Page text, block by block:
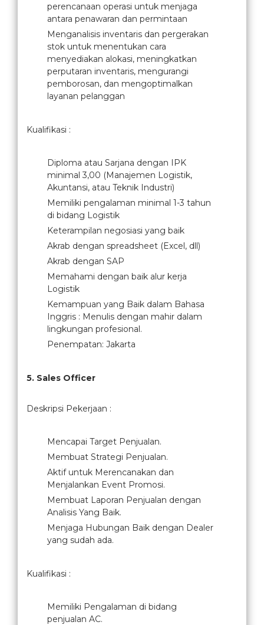
perencanaan operasi untuk menjaga
antara penawaran dan permintaan
Menganalisis inventaris dan pergerakan
stok untuk menentukan cara
menyediakan alokasi, meningkatkan
perputaran inventaris, mengurangi
pemborosan, dan mengoptimalkan
layanan pelanggan
Kualifikasi :
Diploma atau Sarjana dengan IPK
minimal 3,00 (Manajemen Logistik,
Akuntansi, atau Teknik Industri)
Memiliki pengalaman minimal 1-3 tahun
di bidang Logistik
Keterampilan negosiasi yang baik
Akrab dengan spreadsheet (Excel, dll)
Akrab dengan SAP
Memahami dengan baik alur kerja
Logistik
Kemampuan yang Baik dalam Bahasa
Inggris : Menulis dengan mahir dalam
lingkungan profesional.
Penempatan: Jakarta
5. Sales Officer
Deskripsi Pekerjaan :
Mencapai Target Penjualan.
Membuat Strategi Penjualan.
Aktif untuk Merencanakan dan
Menjalankan Event Promosi.
Membuat Laporan Penjualan dengan
Analisis Yang Baik.
Menjaga Hubungan Baik dengan Dealer
yang sudah ada.
Kualifikasi :
Memiliki Pengalaman di bidang
penjualan AC.